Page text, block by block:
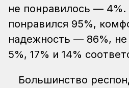
не понравилось — 4%.
понравился 95%,
надежность — 86%,
5%, 17% и 14%
Большинство